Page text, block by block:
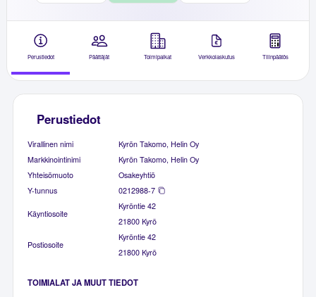
Perustiedot Päättäjät Toimipaikat Verkkolaskutus Tilinpäätös
Perustiedot
Virallinen nimi
Kyrön Takomo, Helin Oy
Markkinointinimi
Kyrön Takomo, Helin Oy
Yhteisömuoto
Osakeyhtiö
Y-tunnus
0212988-7
Käyntiosoite
Kyröntie 42
21800 Kyrö
Postiosoite
Kyröntie 42
21800 Kyrö
TOIMIALAT JA MUUT TIEDOT